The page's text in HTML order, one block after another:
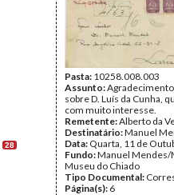
28
Pasta: 10258.008.003
Assunto:Agradecimento
sobre D. Luís da Cunha,
com muito interesse.
Remetente:Alberto da
Destinatário:Manuel
Data: Quarta, 11 de
Fundo:Manuel Mendes/
Museu do Chiado
Tipo Documental:
Página(s): 6